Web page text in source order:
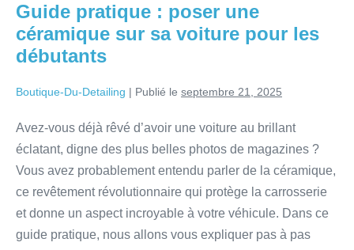
Guide pratique : poser une
céramique sur sa voiture pour les
débutants
Boutique-Du-Detailing | Publié le septembre 21, 2025
Avez-vous déjà rêvé d’avoir une voiture au brillant
éclatant, digne des plus belles photos de magazines ?
Vous avez probablement entendu parler de la céramique,
ce revêtement révolutionnaire qui protège la carrosserie
et donne un aspect incroyable à votre véhicule. Dans ce
guide pratique, nous allons vous expliquer pas à pas